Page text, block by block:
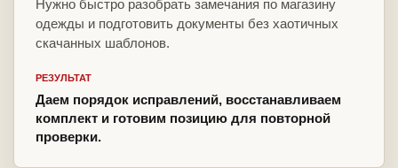
Нужно быстро разобрать замечания по магазину
одежды и подготовить документы без хаотичных
скачанных шаблонов.
РЕЗУЛЬТАТ
Даем порядок исправлений, восстанавливаем
комплект и готовим позицию для повторной
проверки.